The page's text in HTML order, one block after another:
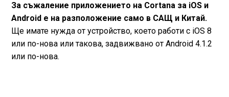
За съжаление приложението на Cortana за iOS и
Android е на разположение само в САЩ и Китай.
Ще имате нужда от устройство, което работи с iOS 8
или по-нова или такова, задвижвано от Android 4.1.2
или по-нова.